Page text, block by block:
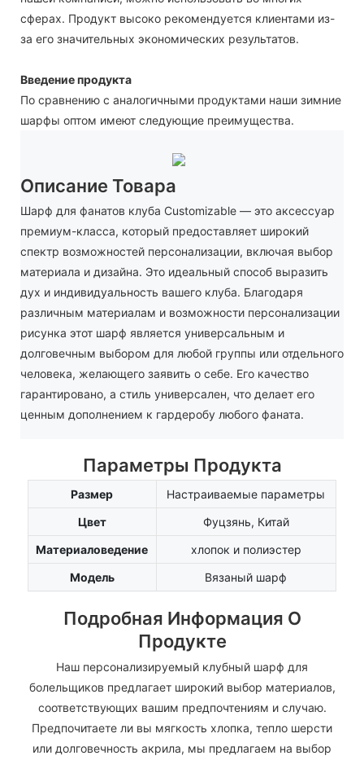
сферах. Продукт высоко рекомендуется клиентами из-
за его значительных экономических результатов.
Введение продукта
По сравнению с аналогичными продуктами наши зимние
шарфы оптом имеют следующие преимущества.
Описание Товара
Шарф для фанатов клуба Customizable — это аксессуар
премиум-класса, который предоставляет широкий
спектр возможностей персонализации, включая выбор
материала и дизайна. Это идеальный способ выразить
дух и индивидуальность вашего клуба. Благодаря
различным материалам и возможности персонализации
рисунка этот шарф является универсальным и
долговечным выбором для любой группы или отдельного
человека, желающего заявить о себе. Его качество
гарантировано, а стиль универсален, что делает его
ценным дополнением к гардеробу любого фаната.
Параметры Продукта
Размер
Настраиваемые параметры
Цвет
Фуцзянь, Китай
Материаловедение
хлопок и полиэстер
Модель
Вязаный шарф
Подробная Информация О
Продукте
Наш персонализируемый клубный шарф для
болельщиков предлагает широкий выбор материалов,
соответствующих вашим предпочтениям и случаю.
Предпочитаете ли вы мягкость хлопка, тепло шерсти
или долговечность акрила, мы предлагаем на выбор